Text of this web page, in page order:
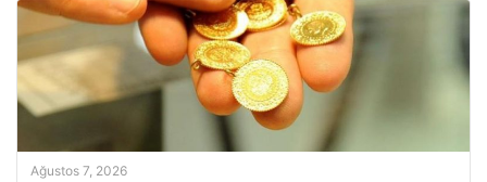
Ağustos 7, 2026